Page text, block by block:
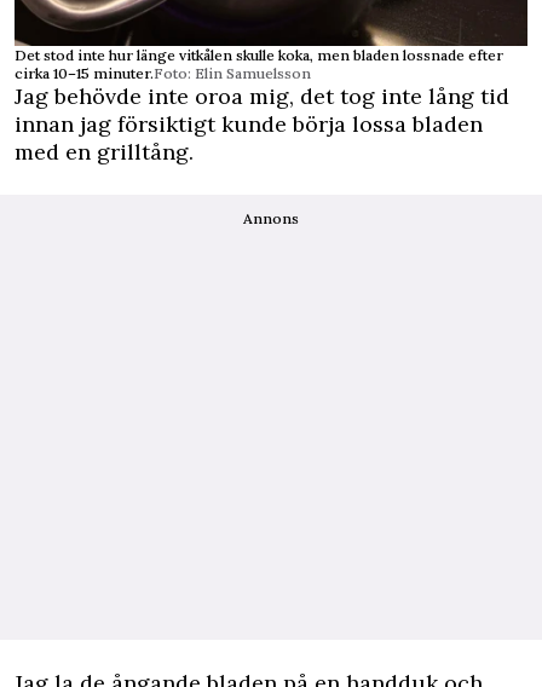
Det stod inte hur länge vitkålen skulle koka, men bladen lossnade efter
cirka 10–15 minuter.Foto: Elin Samuelsson
Jag behövde inte oroa mig, det tog inte lång tid
innan jag försiktigt kunde börja lossa bladen
med en grilltång.
Annons